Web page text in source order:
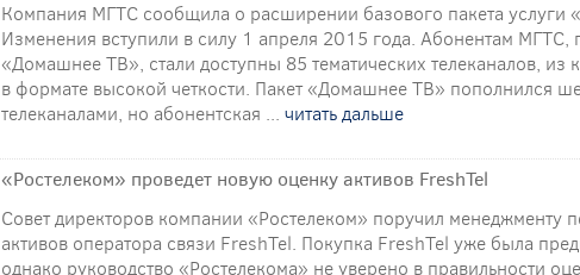
Компания МГТС сообщила о расширении базового пакета услуги
Изменения вступили в силу 1 апреля 2015 года. Абонентам МГТС,
«Домашнее ТВ», стали доступны 85 тематических телеканалов, из
в формате высокой четкости. Пакет «Домашнее ТВ» пополнился
телеканалами, но абонентская ... читать дальше
«Ростелеком» проведет новую оценку активов FreshTel
Совет директоров компании «Ростелеком» поручил менеджменту
активов оператора связи FreshTel. Покупка FreshTel уже была
однако руководство «Ростелекома» не уверено в правильности